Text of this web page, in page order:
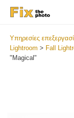
Υπηρεσίες
Lightroom > Fall
"Magical"